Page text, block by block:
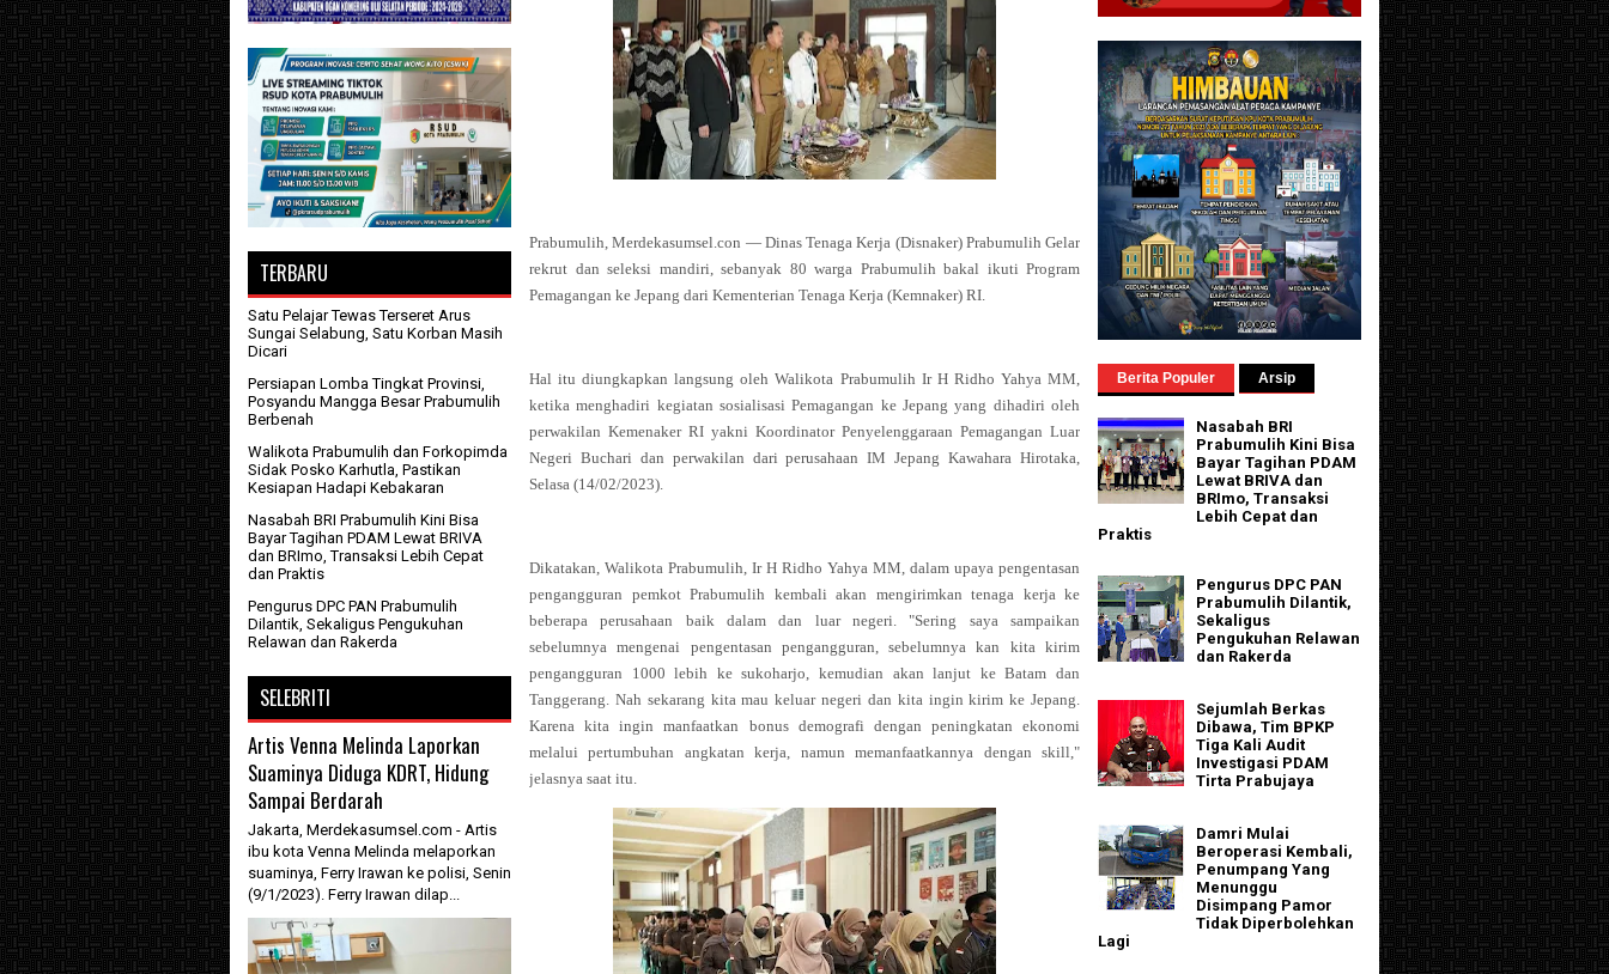
Prabumulih, Merdekasumsel.con — Dinas Tenaga Kerja (Disnaker) Prabumulih Gelar
rekrut dan seleksi mandiri, sebanyak 80 warga Prabumulih bakal ikuti Program
Pemagangan ke Jepang dari Kementerian Tenaga Kerja (Kemnaker) RI.
Hal itu diungkapkan langsung oleh Walikota Prabumulih Ir H Ridho Yahya MM,
ketika menghadiri kegiatan sosialisasi Pemagangan ke Jepang yang dihadiri oleh
perwakilan Kemenaker RI yakni Koordinator Penyelenggaraan Pemagangan Luar
Negeri Buchari dan perwakilan dari perusahaan IM Jepang Kawahara Hirotaka,
Selasa (14/02/2023).
Dikatakan, Walikota Prabumulih, Ir H Ridho Yahya MM, dalam upaya pengentasan
pengangguran pemkot Prabumulih kembali akan mengirimkan tenaga kerja ke
beberapa perusahaan baik dalam dan luar negeri. "Sering saya sampaikan
sebelumnya mengenai pengentasan pengangguran, sebelumnya kan kita kirim
pengangguran 1000 lebih ke sukoharjo, kemudian akan lanjut ke Batam dan
Tanggerang. Nah sekarang kita mau keluar negeri dan kita ingin kirim ke Jepang.
Karena kita ingin manfaatkan bonus demografi dengan peningkatan ekonomi
melalui pertumbuhan angkatan kerja, namun memanfaatkannya dengan skill,"
jelasnya saat itu.
TERBARU
Satu Pelajar Tewas Terseret Arus
Sungai Selabung, Satu Korban Masih
Dicari
Persiapan Lomba Tingkat Provinsi,
Posyandu Mangga Besar Prabumulih
Berbenah
Walikota Prabumulih dan Forkopimda
Sidak Posko Karhutla, Pastikan
Kesiapan Hadapi Kebakaran
Nasabah BRI Prabumulih Kini Bisa
Bayar Tagihan PDAM Lewat BRIVA
dan BRImo, Transaksi Lebih Cepat
dan Praktis
Pengurus DPC PAN Prabumulih
Dilantik, Sekaligus Pengukuhan
Relawan dan Rakerda
SELEBRITI
Artis Venna Melinda Laporkan
Suaminya Diduga KDRT, Hidung
Sampai Berdarah
Jakarta, Merdekasumsel.com - Artis
ibu kota Venna Melinda melaporkan
suaminya, Ferry Irawan ke polisi, Senin
(9/1/2023). Ferry Irawan dilap...
Berita Populer Arsip
Nasabah BRI
Prabumulih Kini Bisa
Bayar Tagihan PDAM
Lewat BRIVA dan
BRImo, Transaksi
Lebih Cepat dan
Praktis
Pengurus DPC PAN
Prabumulih Dilantik,
Sekaligus
Pengukuhan Relawan
dan Rakerda
Sejumlah Berkas
Dibawa, Tim BPKP
Tiga Kali Audit
Investigasi PDAM
Tirta Prabujaya
Damri Mulai
Beroperasi Kembali,
Penumpang Yang
Menunggu
Disimpang Pamor
Tidak Diperbolehkan
Lagi